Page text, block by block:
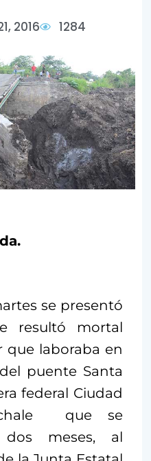
2016 1284
se presentó
resultó mortal
que laboraba en
puente Santa
federal Ciudad
que se
dos meses, al